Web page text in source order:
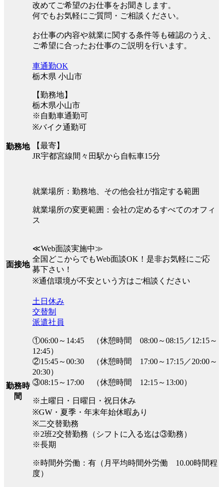
改めてご希望のお仕事をお聞きします。
何でもお気軽にご質問・ご相談ください。
お仕事の内容や就業に関する条件等も確認のうえ、
ご希望に合ったお仕事のご説明を行います。
勤務地
車通勤OK
栃木県 小山市
【勤務地】
栃木県小山市
※自動車通勤可
※バイク通勤可
【最寄】
JR宇都宮線間々田駅から自転車15分
就業場所：勤務地、その他会社が指定する範囲
就業場所の変更範囲：会社の定めるすべてのオフィ
ス
面接地
≪Web面談実施中≫
全国どこからでもWeb面談OK！是非お気軽にご応
募下さい！
※通信環境が不安という方はご相談ください
勤務時
間
土日休み
交替制
派遣社員
①06:00～14:45 （休憩時間 08:00～08:15／12:15～
12:45）
②15:45～00:30 （休憩時間 17:00～17:15／20:00～
20:30）
③08:15～17:00 （休憩時間 12:15～13:00）
※土曜日・日曜日・祝日休み
※GW・夏季・年末年始休暇あり
※二交替勤務
※2班2交替勤務（シフトに入る迄は③勤務）
※長期
※時間外労働：有（月平均時間外労働 10.00時間程
度）